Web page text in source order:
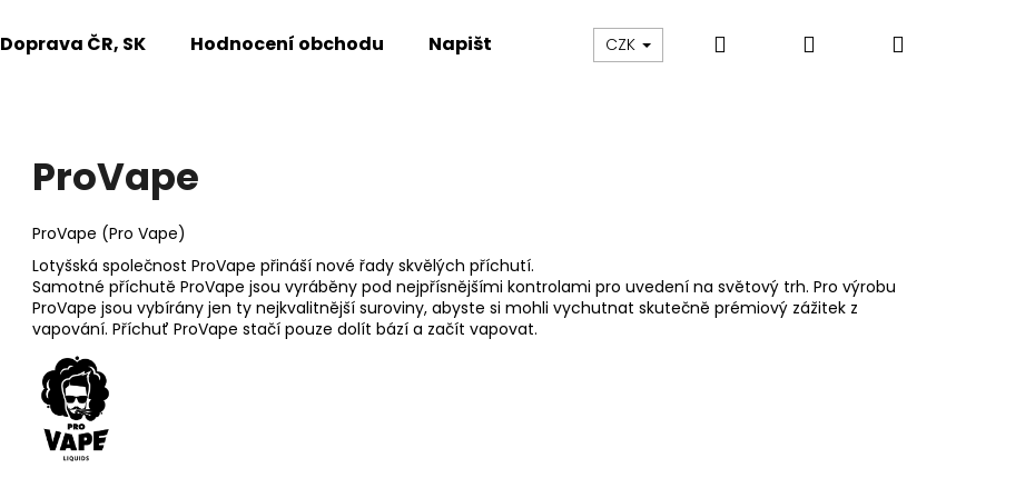
Doprava ČR, SK Hodnocení obchodu Napište nám Sledování zásilek Obchodní podmínky
CZK Hledat PřihlášeníNákupní
ProVape
ProVape (Pro Vape)
Lotyšská společnost ProVape přináší nové řady skvělých příchutí.
Samotné příchutě ProVape jsou vyráběny pod nejpřísnějšími kontrolami pro uvedení na světový trh. Pro výrobu
ProVape jsou vybírány jen ty nejkvalitnější suroviny, abyste si mohli vychutnat skutečně prémiový zážitek z
vapování. Příchuť ProVape stačí pouze dolít bází a začít vapovat.
Doporučujeme